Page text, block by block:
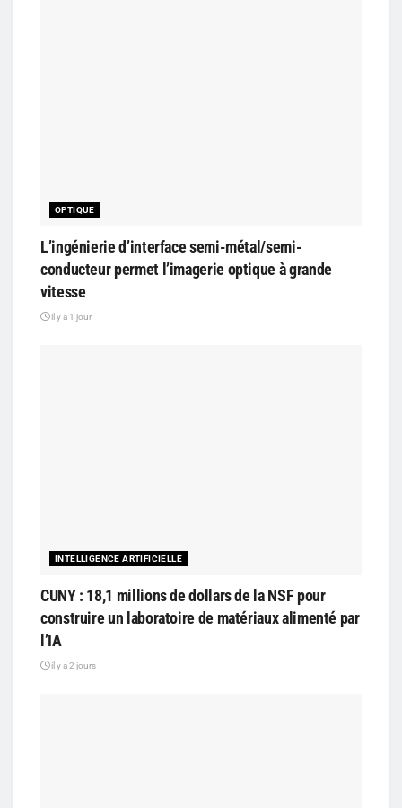
OPTIQUE
L’ingénierie d’interface semi-métal/semi-
conducteur permet l’imagerie optique à grande
vitesse
il y a 1 jour
INTELLIGENCE ARTIFICIELLE
CUNY : 18,1 millions de dollars de la NSF pour
construire un laboratoire de matériaux alimenté par
l’IA
il y a 2 jours